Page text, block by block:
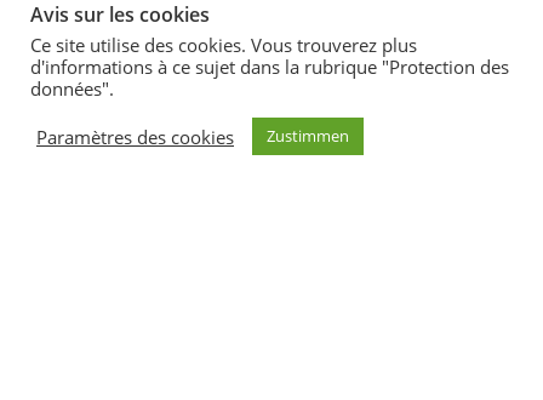
Tous les modelés
Avis sur les cookies
Ce site utilise des cookies. Vous trouverez plus
d'informations à ce sujet dans la rubrique "Protection des
données".
Paramètres des cookies
Zustimmen